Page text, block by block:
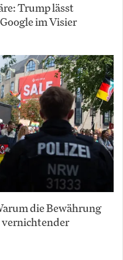
Trump lässt
im Visier
die Bewährung
vernichtender